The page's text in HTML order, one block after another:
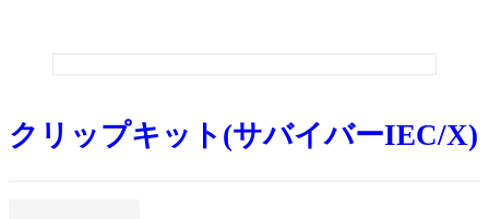
クリップキット(サバイバーIEC/X)